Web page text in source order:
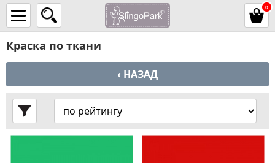
0
Краска по ткани
‹ НАЗАД